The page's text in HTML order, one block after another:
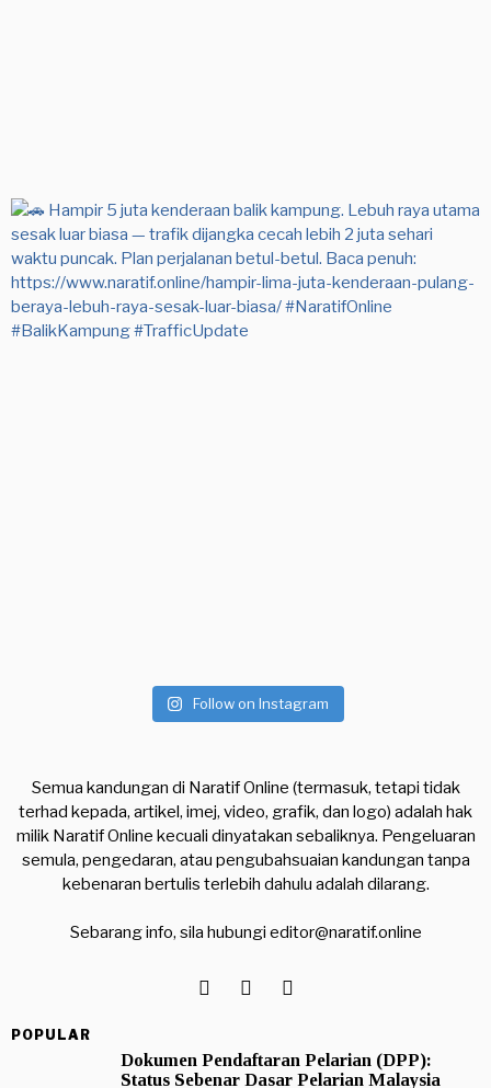
Follow on Instagram
Semua kandungan di Naratif Online (termasuk, tetapi tidak
terhad kepada, artikel, imej, video, grafik, dan logo) adalah hak
milik Naratif Online kecuali dinyatakan sebaliknya. Pengeluaran
semula, pengedaran, atau pengubahsuaian kandungan tanpa
kebenaran bertulis terlebih dahulu adalah dilarang.
Sebarang info, sila hubungi editor@naratif.online
POPULAR
Dokumen Pendaftaran Pelarian (DPP):
Status Sebenar Dasar Pelarian Malaysia